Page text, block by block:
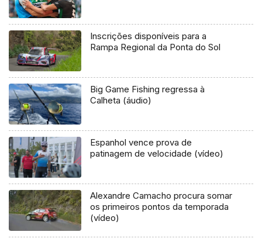
Inscrições disponíveis para a
Rampa Regional da Ponta do Sol
Big Game Fishing regressa à
Calheta (áudio)
Espanhol vence prova de
patinagem de velocidade (vídeo)
Alexandre Camacho procura somar
os primeiros pontos da temporada
(vídeo)